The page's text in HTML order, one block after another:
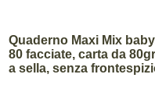
Quaderno Maxi Mix
80 facciate, carta da
a sella, senza